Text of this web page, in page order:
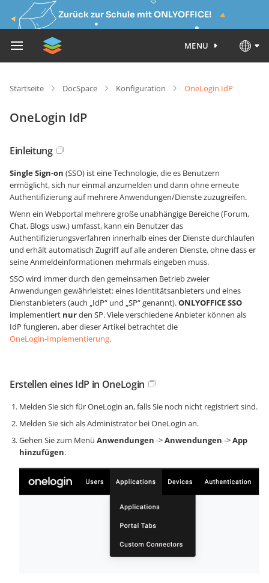
Zurück zur Schule mit ONLYOFFICE!
MENU
Startseite DocSpace Konfiguration OneLogin IdP
OneLogin IdP
Einleitung
Single Sign-on (SSO) ist eine Technologie, die es Benutzern
ermöglicht, sich nur einmal anzumelden und dann ohne erneute
Authentifizierung auf mehrere Anwendungen/Dienste zuzugreifen.
Wenn ein Webportal mehrere große unabhängige Bereiche (Forum,
Chat, Blogs usw.) umfasst, kann ein Benutzer das
Authentifizierungsverfahren innerhalb eines der Dienste durchlaufen
und erhält automatisch Zugriff auf alle anderen Dienste, ohne dass er
seine Anmeldeinformationen mehrmals eingeben muss.
SSO wird immer durch den gemeinsamen Betrieb zweier
Anwendungen gewährleistet: eines Identitätsanbieters und eines
Dienstanbieters (auch „IdP“ und „SP“ genannt).ONLYOFFICE SSO
implementiert nurden SP. Viele verschiedene Anbieter können als
IdP fungieren, aber dieser Artikel betrachtet die
OneLogin-Implementierung.
Erstellen eines IdP in OneLogin
Melden Sie sich für OneLogin an, falls Sie noch nicht registriert sind.
Melden Sie sich als Administrator bei OneLogin an.
Gehen Sie zum Menü Anwendungen ->Anwendungen ->App
hinzufügen.